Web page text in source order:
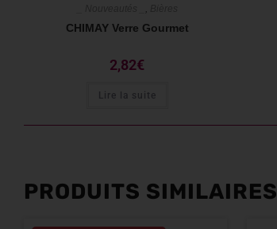
CHIMAY Verre Gourmet
2,82€
Lire la suite
PRODUITS SIMILAIRES